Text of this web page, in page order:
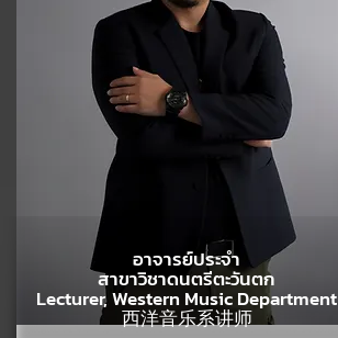
อาจารย์ประจำ
สาขาวิชาดนตรีตะวันตก
Lecturer, Western Music Department
西洋音乐系讲师